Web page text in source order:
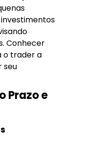
Conhecer
o trader a
seu
Prazo e